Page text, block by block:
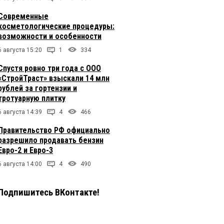
процедуры:
и особенности
августа 15:20 1 334
ровно три года с ООО
взыскали 14 млн
за гортензии и
плитку
августа 14:39 4 466
РФ официально
продавать бензин
2 и Евро-3
августа 14:00 4 490
ВКонтакте!